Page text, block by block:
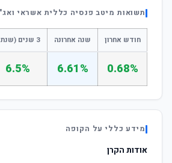
תשואות מיטב פנסיה כללית אשראי
חודש אחרון שנה אחרונה 3 שנים (שנתי)
0.68%
6.61%
6.5%
מידע כללי על הקופה
אודות הקרן